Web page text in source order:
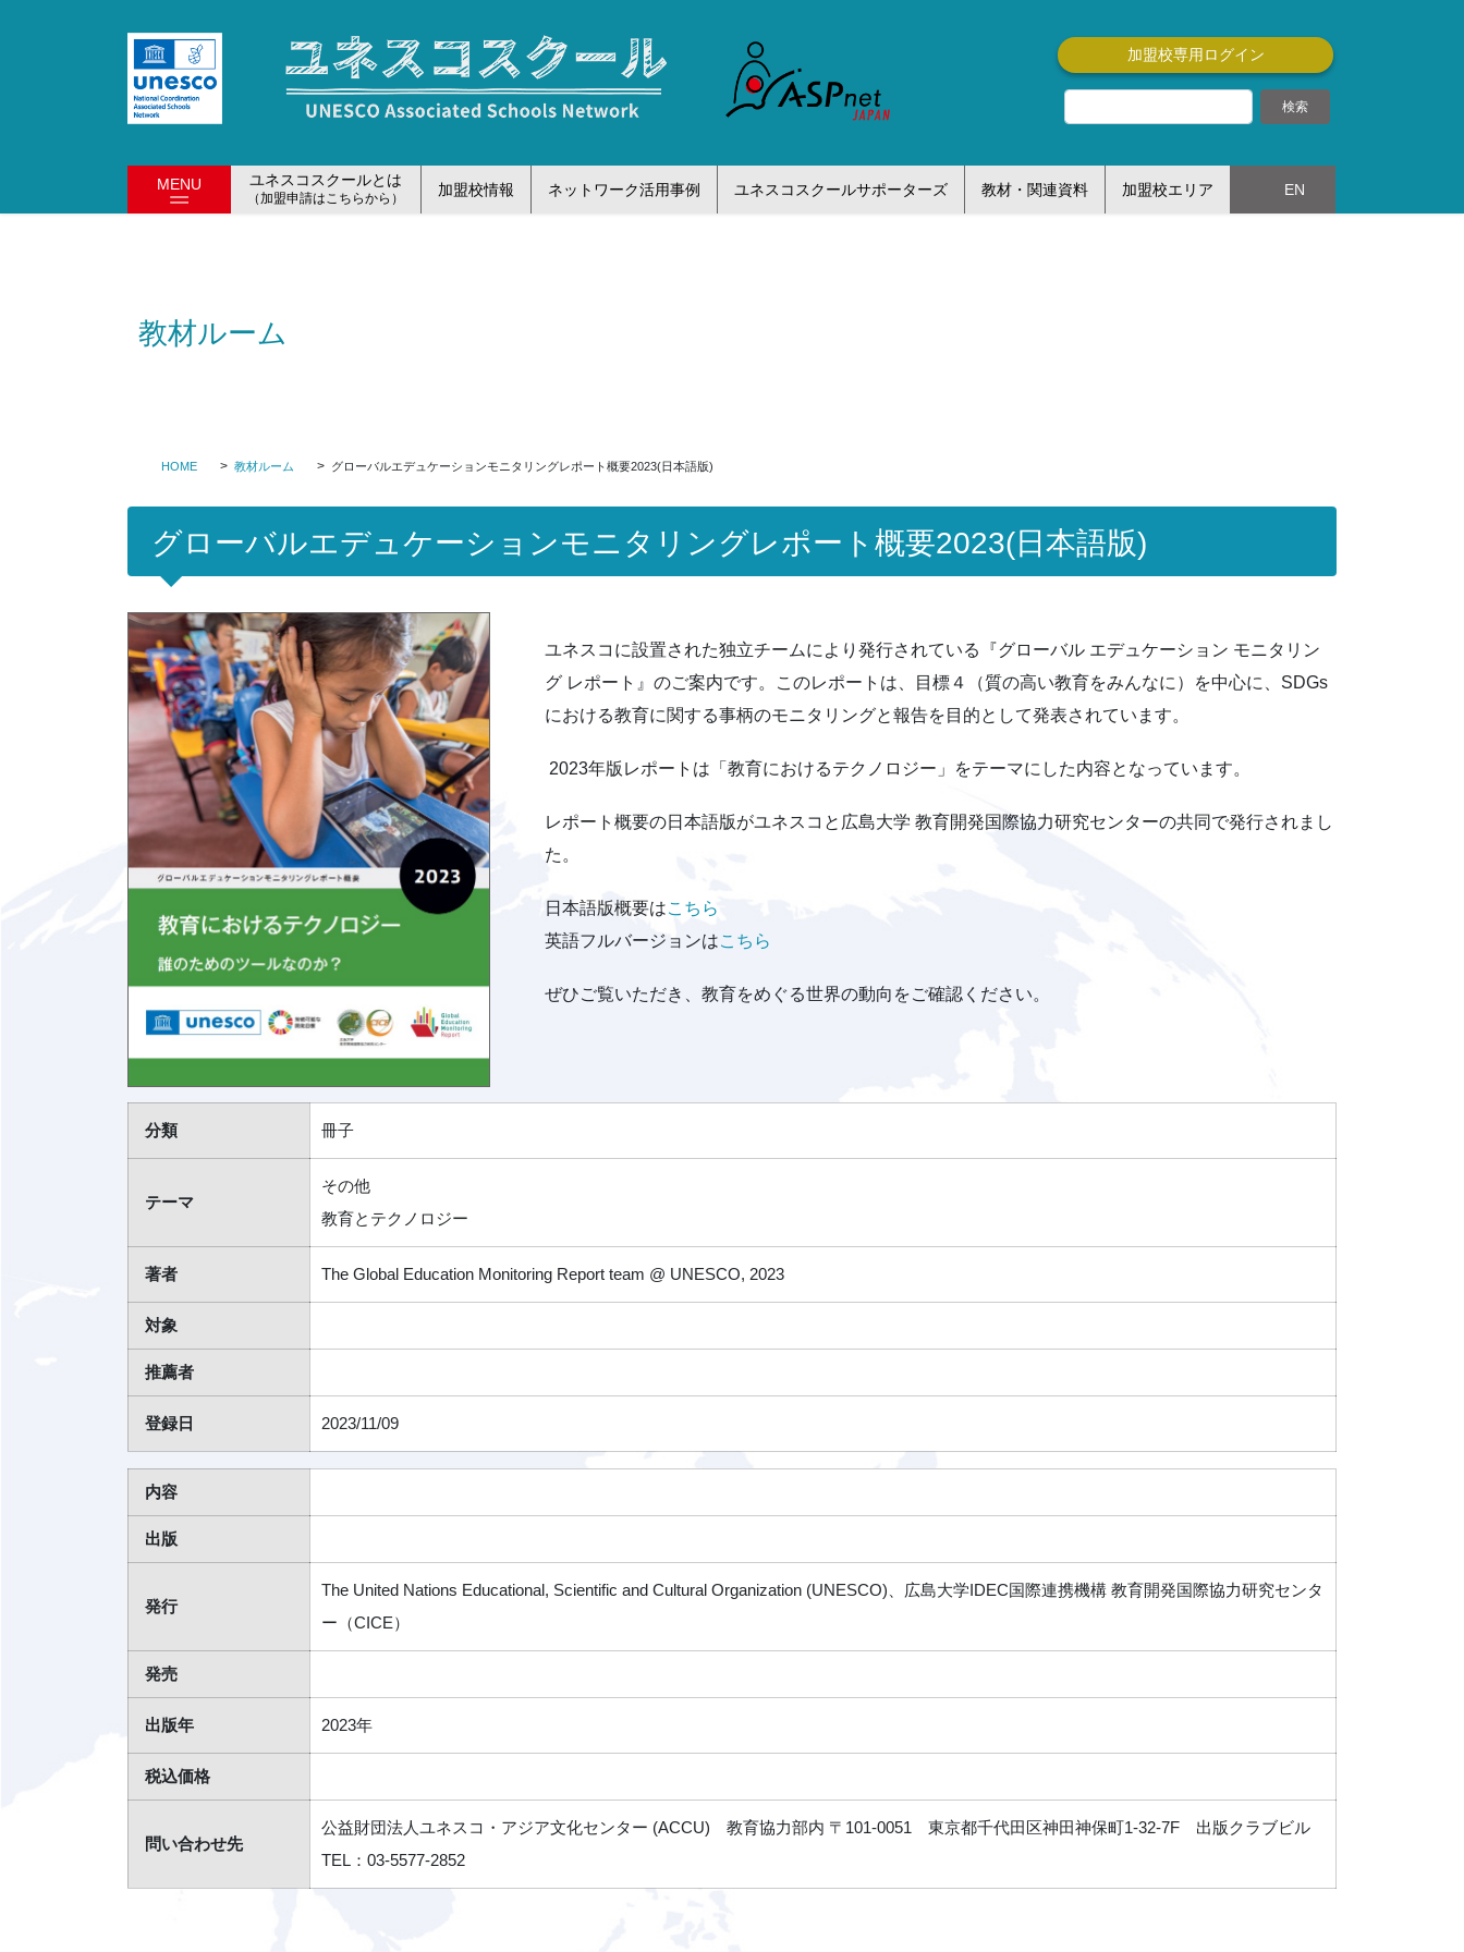
加盟校専用ログイン
MENU ユネスコスクールとは
（加盟申請はこちらから）
加盟校情報 ネットワーク活用事例 ユネスコスクールサポーターズ 教材・関連資料 加盟校エリア EN
教材ルーム
HOME 教材ルーム グローバルエデュケーションモニタリングレポート概要2023(日本語版)
グローバルエデュケーションモニタリングレポート概要2023(日本語版)
ユネスコに設置された独立チームにより発行されている『グローバル エデュケーション モニタリン
グ レポート』のご案内です。このレポートは、目標４（質の高い教育をみんなに）を中心に、SDGs
における教育に関する事柄のモニタリングと報告を目的として発表されています。
2023年版レポートは「教育におけるテクノロジー」をテーマにした内容となっています。
レポート概要の日本語版がユネスコと広島大学 教育開発国際協力研究センターの共同で発行されまし
た。
日本語版概要はこちら
英語フルバージョンはこちら
ぜひご覧いただき、教育をめぐる世界の動向をご確認ください。
分類 冊子
テーマ
その他
教育とテクノロジー
著者 The Global Education Monitoring Report team @ UNESCO, 2023
対象
推薦者
登録日 2023/11/09
内容
出版
発行
The United Nations Educational, Scientific and Cultural Organization (UNESCO)、広島大学IDEC国際連携機構 教育開発国際協力研究センタ
ー（CICE）
発売
出版年 2023年
税込価格
問い合わせ先
公益財団法人ユネスコ・アジア文化センター (ACCU) 教育協力部内 〒101-0051 東京都千代田区神田神保町1-32-7F 出版クラブビル
TEL：03-5577-2852